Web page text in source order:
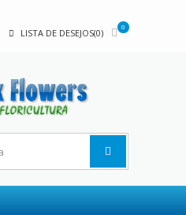
LISTA DE DESEJOS(0)
0